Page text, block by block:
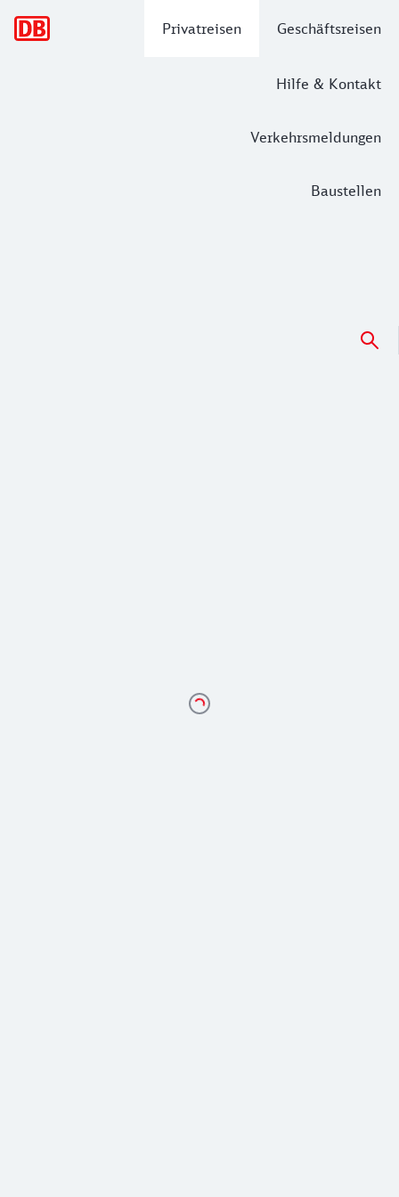
Privatreisen Geschäftsreisen
Hilfe & Kontakt
Verkehrsmeldungen
Baustellen